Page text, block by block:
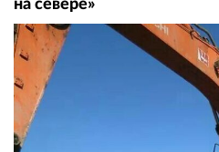
на севере»